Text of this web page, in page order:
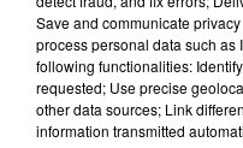
l'inspection du
les conditions de...
TITRES
21h20
21h20
Save and communicate
process personal data such as
following functionalities:
requested; Use precise
other data sources; Link
information transmitted